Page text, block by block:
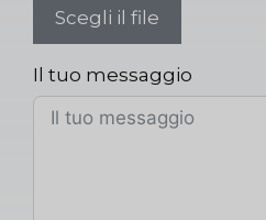
Scegli il file
Il tuo messaggio